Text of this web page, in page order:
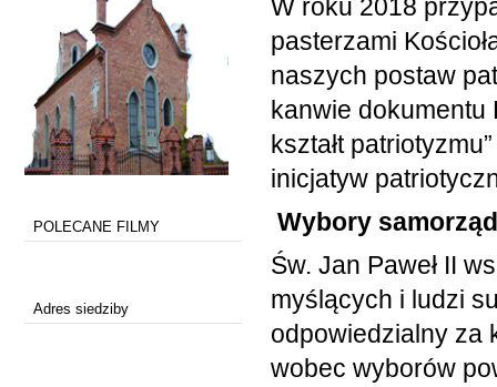
POLECANE FILMY
Adres siedziby
W roku 2018
pasterzami
naszych postaw
kanwie dokumentu
kształt
inicjatyw
Wybory
Św. Jan Paweł II
myślących i ludzi
odpowiedzialny za
wobec wyborów